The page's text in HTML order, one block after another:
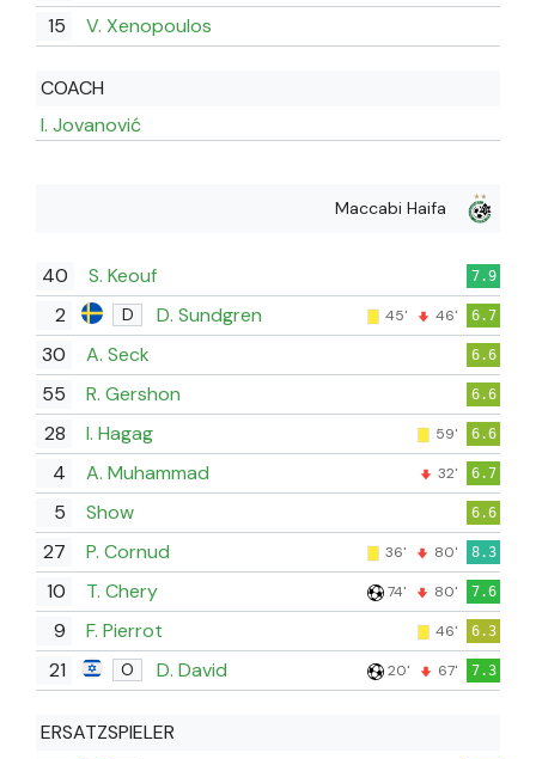
15
V. Xenopoulos
COACH
I. Jovanović
Maccabi Haifa
40 S. Keouf 7.9
2 D D. Sundgren 45' 46' 6.7
30 A. Seck 6.6
55 R. Gershon 6.6
28 I. Hagag 59' 6.6
4 A. Muhammad 32' 6.7
5 Show 6.6
27 P. Cornud 36' 80' 8.3
10 T. Chery 74' 80' 7.6
9 F. Pierrot 46' 6.3
21 O D. David 20' 67' 7.3
ERSATZSPIELER